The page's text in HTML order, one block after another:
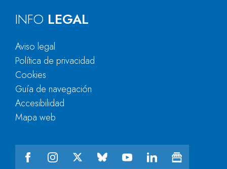
INFO LEGAL
Aviso legal
Política de privacidad
Cookies
Guía de navegación
Accesibilidad
Mapa web